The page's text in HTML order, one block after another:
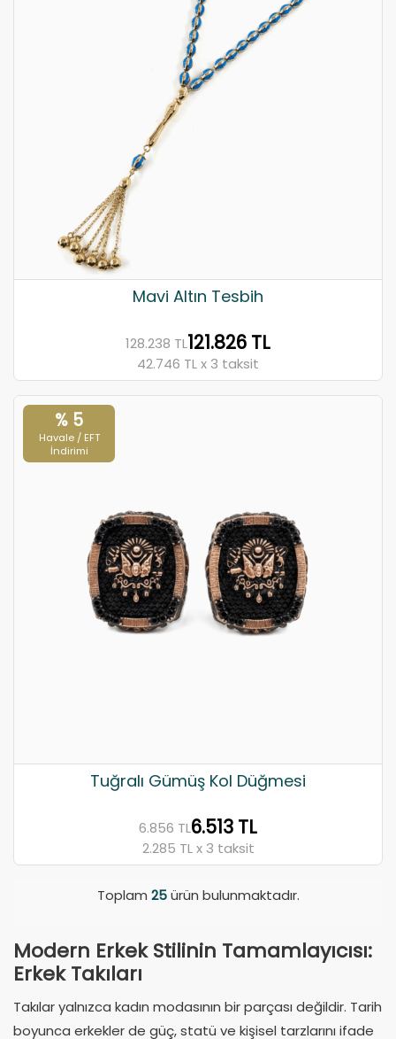
Mavi Altın Tesbih
128.238 TL121.826 TL
42.746 TL x 3 taksit
% 5
Havale / EFT
İndirimi
Tuğralı Gümüş Kol Düğmesi
6.856 TL6.513 TL
2.285 TL x 3 taksit
Toplam 25ürün bulunmaktadır.
Modern Erkek Stilinin Tamamlayıcısı:
Erkek Takıları
Takılar yalnızca kadın modasının bir parçası değildir. Tarih
boyunca erkekler de güç, statü ve kişisel tarzlarını ifade